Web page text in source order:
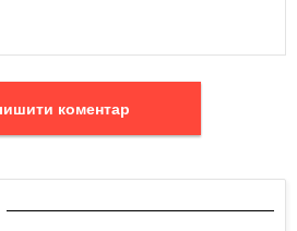
Залишити коментар